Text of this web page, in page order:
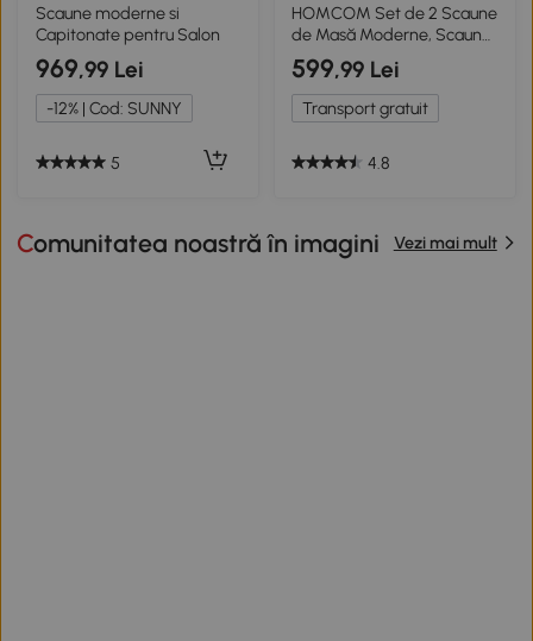
Scaune moderne si
Capitonate pentru Salon
969,99 Lei
-12% | Cod: SUNNY
5
HOMCOM Set de 2 Scaune
de Masă Moderne, Scaune
de Bucătărie cu Tapițerie
din In, Șezut Imbătut,
Spătar Curbat, Picioare din
Lemn de Cauciuc, Ușor de
599,99 Lei
Transport gratuit
4.8
Comunitatea noastră în imagini Vezi mai mult